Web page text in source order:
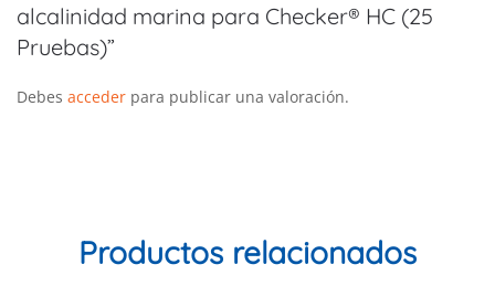
alcalinidad marina para Checker® HC (25
Pruebas)”
Debes acceder para publicar una valoración.
Productos relacionados